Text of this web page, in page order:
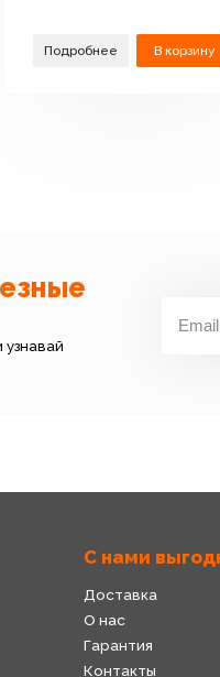
Подробнее В корзину
С нами
Доставка
О нас
Гарантия
Контакты